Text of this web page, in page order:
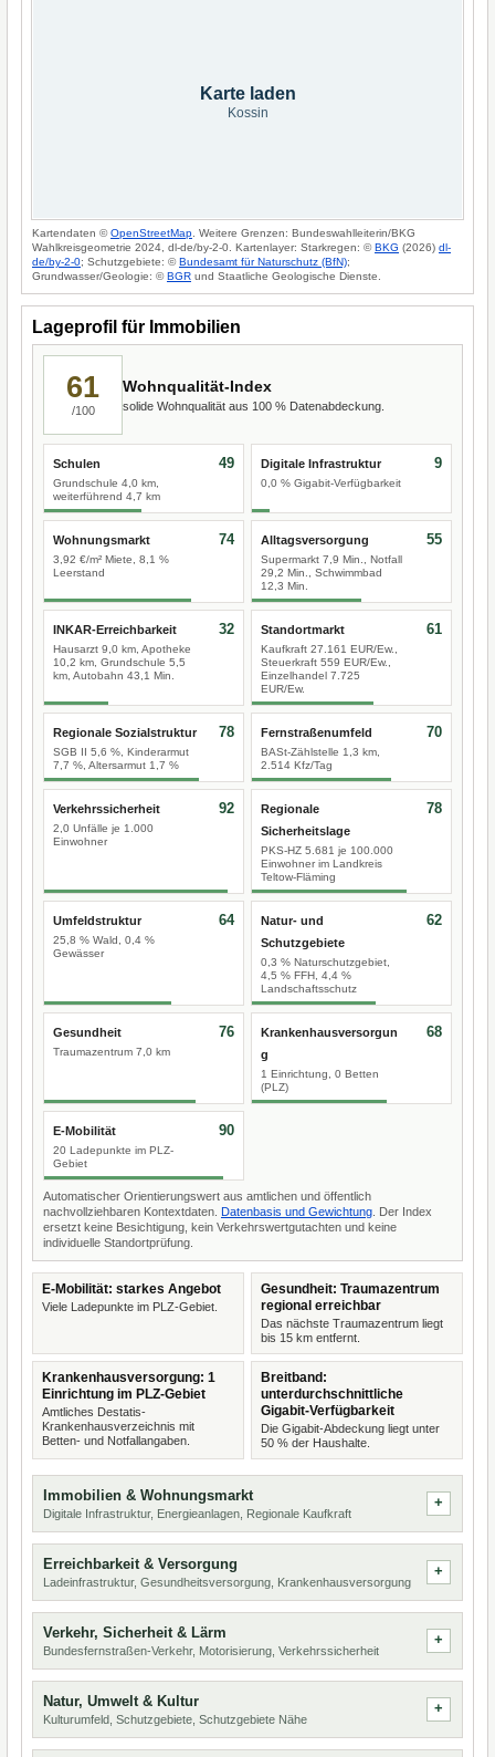
Karte laden
Kossin
Kartendaten ©OpenStreetMap . Weitere Grenzen: Bundeswahlleiterin/BKG
Wahlkreisgeometrie 2024, dl-de/by-2-0. Kartenlayer: Starkregen: ©BKG (2026) dl-
de/by-2-0; Schutzgebiete: ©Bundesamt für Naturschutz (BfN);
Grundwasser/Geologie: ©BGR und Staatliche Geologische Dienste.
Lageprofil für Immobilien
61
/100
Wohnqualität-Index
solide Wohnqualität aus 100 % Datenabdeckung.
Schulen
Grundschule 4,0 km,
weiterführend 4,7 km
49 Digitale Infrastruktur
0,0 % Gigabit-Verfügbarkeit
9
Wohnungsmarkt
3,92 €/m² Miete, 8,1 %
Leerstand
74 Alltagsversorgung
Supermarkt 7,9 Min., Notfall
29,2 Min., Schwimmbad
12,3 Min.
55
INKAR-Erreichbarkeit
Hausarzt 9,0 km, Apotheke
10,2 km, Grundschule 5,5
km, Autobahn 43,1 Min.
32 Standortmarkt
Kaufkraft 27.161 EUR/Ew.,
Steuerkraft 559 EUR/Ew.,
Einzelhandel 7.725
EUR/Ew.
61
Regionale Sozialstruktur
SGB II 5,6 %, Kinderarmut
7,7 %, Altersarmut 1,7 %
78 Fernstraßenumfeld
BASt-Zählstelle 1,3 km,
2.514 Kfz/Tag
70
Verkehrssicherheit
2,0 Unfälle je 1.000
Einwohner
92
Regionale
Sicherheitslage
PKS-HZ 5.681 je 100.000
Einwohner im Landkreis
Teltow-Fläming
78
Umfeldstruktur
25,8 % Wald, 0,4 %
Gewässer
64
Natur- und
Schutzgebiete
0,3 % Naturschutzgebiet,
4,5 % FFH, 4,4 %
Landschaftsschutz
62
Gesundheit
Traumazentrum 7,0 km
76
Krankenhausversorgun
g
1 Einrichtung, 0 Betten
(PLZ)
68
E-Mobilität
20 Ladepunkte im PLZ-
Gebiet
90
Automatischer Orientierungswert aus amtlichen und öffentlich
nachvollziehbaren Kontextdaten. Datenbasis und Gewichtung . Der Index
ersetzt keine Besichtigung, kein Verkehrswertgutachten und keine
individuelle Standortprüfung.
E-Mobilität: starkes Angebot
Viele Ladepunkte im PLZ-Gebiet.
Gesundheit: Traumazentrum
regional erreichbar
Das nächste Traumazentrum liegt
bis 15 km entfernt.
Krankenhausversorgung: 1
Einrichtung im PLZ-Gebiet
Amtliches Destatis-
Krankenhausverzeichnis mit
Betten- und Notfallangaben.
Breitband:
unterdurchschnittliche
Gigabit-Verfügbarkeit
Die Gigabit-Abdeckung liegt unter
50 % der Haushalte.
Immobilien & Wohnungsmarkt
Digitale Infrastruktur, Energieanlagen, Regionale Kaufkraft
Erreichbarkeit & Versorgung
Ladeinfrastruktur, Gesundheitsversorgung, Krankenhausversorgung
Verkehr, Sicherheit & Lärm
Bundesfernstraßen-Verkehr, Motorisierung, Verkehrssicherheit
Natur, Umwelt & Kultur
Kulturumfeld, Schutzgebiete, Schutzgebiete Nähe